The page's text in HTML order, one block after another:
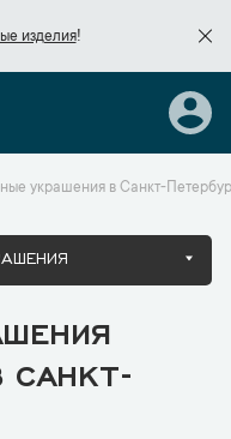
изделия!
украшения в Санкт-
САНКТ-